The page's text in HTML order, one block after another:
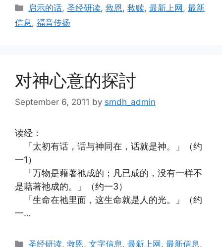
Categories
启示的话,圣经研读,救恩 ,救赎,最新上网,最新
信息 , 福音传扬
对神心意的探討
September 6, 2011 by smdh_admin
读经：
「太初有话，话与神同在，话就是神。」（约
一1）
「万物是藉著祂成的；凡已成的，没有一样不
是藉著祂成的。」（约一3）
「生命在祂里面，这生命就是人的光。」（约
一…
Categories
圣经研读,救恩,文字信息,最新上网 ,最新信息,